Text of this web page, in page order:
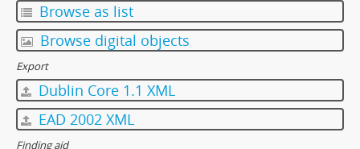
Browse as list
Browse digital objects
Export
Dublin Core 1.1 XML
EAD 2002 XML
Finding aid